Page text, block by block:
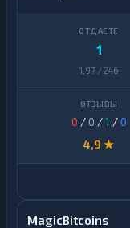
1
1,97 / 246
0 / 0 /1 /0
4,9 ★
MagicBitcoins